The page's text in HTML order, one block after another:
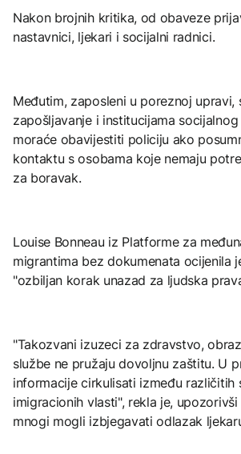
Nakon brojnih kritika, od obaveze
nastavnici, ljekari i socijalni radnici.
Međutim, zaposleni u poreznoj upravi,
zapošljavanje i institucijama
moraće obavijestiti policiju ako
kontaktu s osobama koje nemaju
za boravak.
Louise Bonneau iz Platforme za
migrantima bez dokumenata ocijenila
"ozbiljan korak unazad za ljudska
"Takozvani izuzeci za zdravstvo,
službe ne pružaju dovoljnu zaštitu. U
informacije cirkulisati između različitih
imigracionih vlasti", rekla je,
mnogi mogli izbjegavati odlazak